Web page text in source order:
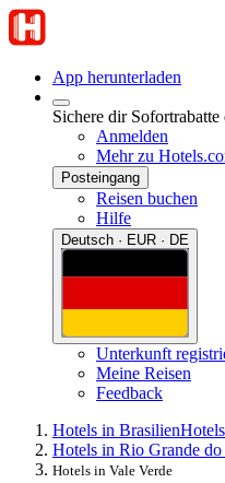
App herunterladen
Sichere dir
Anmelden
Mehr zu
Posteingang
Reisen buchen
Hilfe
Deutsch · EUR · DE
Unterkunft
Meine Reisen
Feedback
Hotels in BrasilienHotels
Hotels in Rio Grande do
Hotels in Vale Verde